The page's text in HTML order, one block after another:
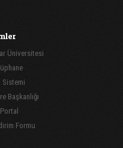
Üniversitesi
Sistemi
Başkanlığı
Formu